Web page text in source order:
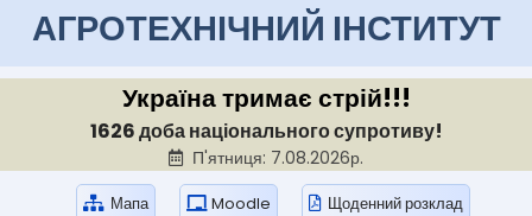
АГРОТЕХНІЧНИЙ ІНСТИТУТ
Україна тримає стрій!!!
1626 доба національного супротиву!
П'ятниця: 7.08.2026р.
Мапа Moodle Щоденний розклад